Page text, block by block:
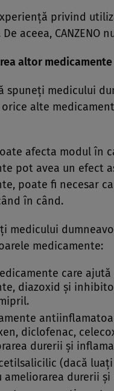
privind
De aceea,
altor medicamente
spuneţi medicului
alte
afecta modul
pot avea un efect
poate fi necesar
în când.
medicului
medicamente:
care
diazoxid şi
diclofenac,
durerii şi
(dacă
ameliorarea durerii